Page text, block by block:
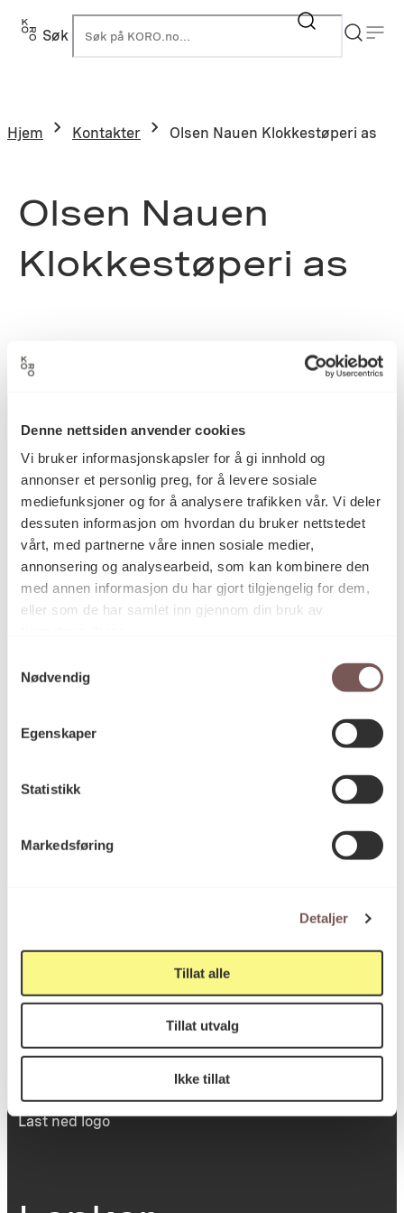
Denne nettsiden anvender cookies
Vi bruker informasjonskapsler for å gi innhold og
annonser et personlig preg, for å levere sosiale
mediefunksjoner og for å analysere trafikken vår. Vi deler
dessuten informasjon om hvordan du bruker nettstedet
vårt, med partnerne våre innen sosiale medier,
annonsering og analysearbeid, som kan kombinere den
med annen informasjon du har gjort tilgjengelig for dem,
eller som de har samlet inn gjennom din bruk av
Nødvendig
Egenskaper
Statistikk
Markedsføring
Detaljer
Tillat alle
Tillat utvalg
Ikke tillat
Søk
Hjem Kontakter Olsen Nauen Klokkestøperi as
Olsen Nauen
Klokkestøperi as
Postadresse
Postboks 6994
St. Olavs plass
inngang Løkkeveien,
Viktig info
Utbetaling og fakturering
Personvernerklæring
Dokumentasjonsskjema
Last ned logo